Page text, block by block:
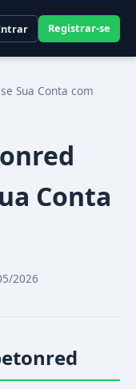
Registrar-se
Sua Conta com
Conta
2026